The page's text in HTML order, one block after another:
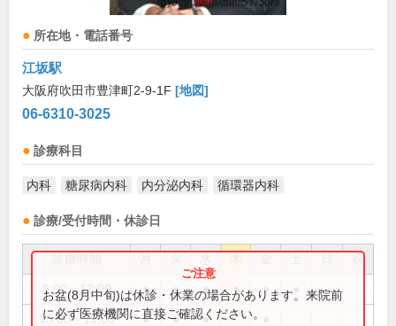
所在地・電話番号
江坂駅
大阪府吹田市豊津町2-9-1F [地図]
06-6310-3025
診療科目
内科 糖尿病内科 内分泌内科 循環器内科
診療/受付時間・休診日
祝
9:00～13:00 ● ● ● ● ●
15:00～19:00 ● ● ●
お盆(8月中旬)は休診・休業の場合があります。来院前
に必ず医療機関に直接ご確認ください。